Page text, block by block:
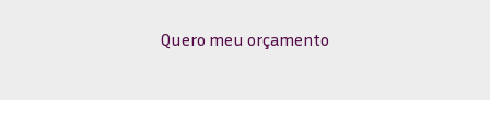
Quero meu orçamento